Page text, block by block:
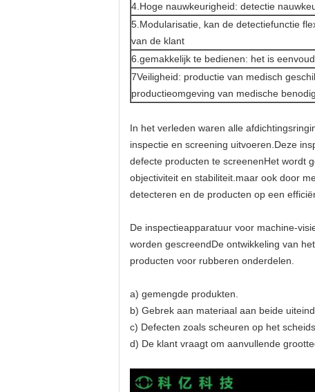
4.Hoge nauwkeurigheid: detectie
5.Modularisatie, kan de detectiefunctie
van de klant
6.gemakkelijk te bedienen: het is
7Veiligheid: productie van medisch
productieomgeving van medische
In het verleden waren alle
inspectie en screening uitvoeren.Deze
defecte producten te screenenHet wordt
objectiviteit en stabiliteit.maar ook door
detecteren en de producten op een
De inspectieapparatuur voor machine-
worden gescreendDe ontwikkeling van
producten voor rubberen onderdelen.
a) gemengde produkten.
b) Gebrek aan materiaal aan beide
c) Defecten zoals scheuren op het
d) De klant vraagt om aanvullende